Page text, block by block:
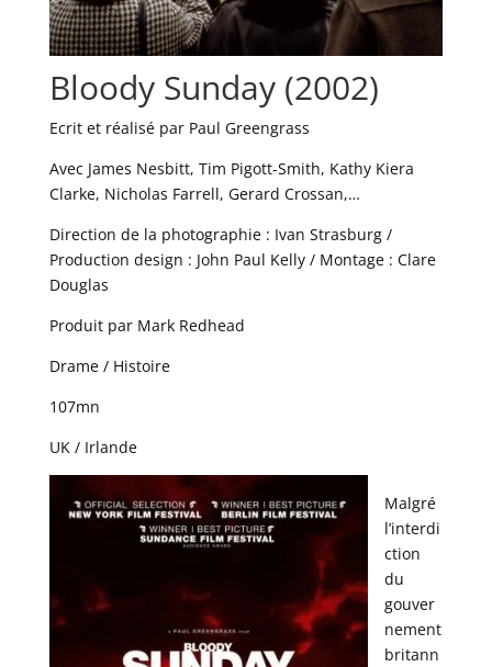
Bloody Sunday (2002)
Ecrit et réalisé par Paul Greengrass
Avec James Nesbitt, Tim Pigott-Smith, Kathy Kiera
Clarke, Nicholas Farrell, Gerard Crossan,…
Direction de la photographie : Ivan Strasburg /
Production design : John Paul Kelly / Montage : Clare
Douglas
Produit par Mark Redhead
Drame / Histoire
107mn
UK / Irlande
Malgré
l’interdi
ction
du
gouver
nement
britann